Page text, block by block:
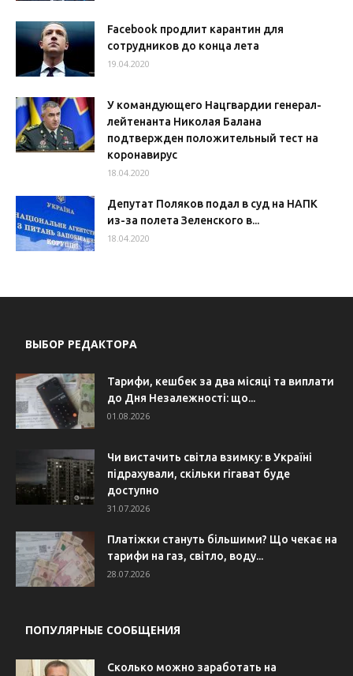
Facebook продлит карантин для
сотрудников до конца лета
19.04.2020
У командующего Нацгвардии генерал-
лейтенанта Николая Балана
подтвержден положительный тест на
коронавирус
18.04.2020
Депутат Поляков подал в суд на НАПК
из-за полета Зеленского в...
18.04.2020
ВЫБОР РЕДАКТОРА
Тарифи, кешбек за два місяці та виплати
до Дня Незалежності: що...
01.08.2026
Чи вистачить світла взимку: в Україні
підрахували, скільки гігават буде
доступно
31.07.2026
Платіжки стануть більшими? Що чекає на
тарифи на газ, світло, воду...
28.07.2026
ПОПУЛЯРНЫЕ СООБЩЕНИЯ
Сколько можно заработать на